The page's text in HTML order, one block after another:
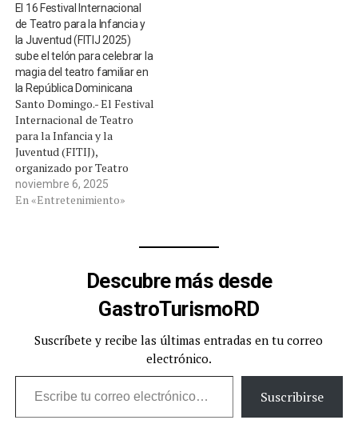
las puestas en escena del
estreno de La Cuarta
Temporada de
Teatro Banreservas, con las
obras “Romeo y Julieta” y…
El 16 Festival Internacional
de Teatro para la Infancia y
la Juventud (FITIJ 2025)
sube el telón para celebrar la
magia del teatro familiar en
la República Dominicana
Santo Domingo.- El Festival
Internacional de Teatro
para la Infancia y la
Juventud (FITIJ),
organizado por Teatro
Cúcara-Mácara, celebra su
16.ª edición, reafirmando su
apreciación del teatro, con
noviembre 6, 2025
En «Entretenimiento»
Descubre más desde
GastroTurismoRD
Suscríbete y recibe las últimas entradas en tu correo
electrónico.
Escribe tu correo electrónico…
Suscribirse